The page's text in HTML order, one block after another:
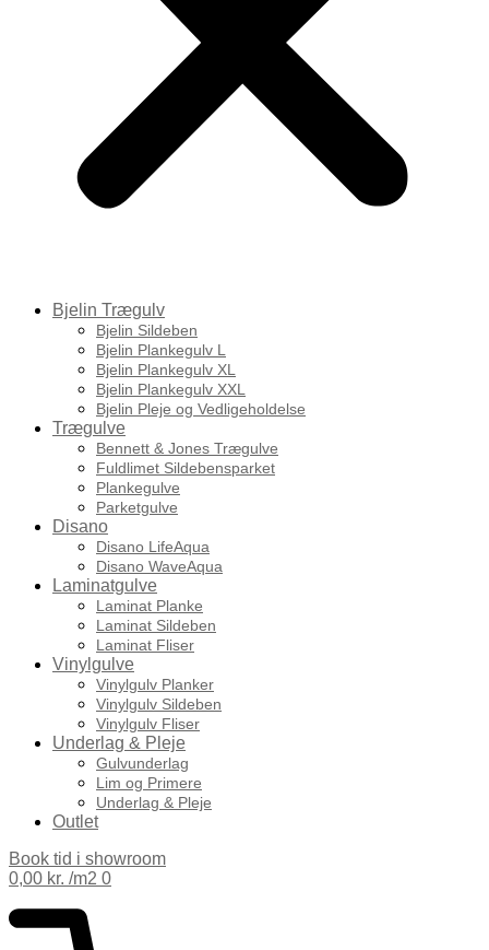
Bjelin Trægulv
Bjelin Sildeben
Bjelin Plankegulv L
Bjelin Plankegulv XL
Bjelin Plankegulv XXL
Bjelin Pleje og Vedligeholdelse
Trægulve
Bennett & Jones Trægulve
Fuldlimet Sildebensparket
Plankegulve
Parketgulve
Disano
Disano LifeAqua
Disano WaveAqua
Laminatgulve
Laminat Planke
Laminat Sildeben
Laminat Fliser
Vinylgulve
Vinylgulv Planker
Vinylgulv Sildeben
Vinylgulv Fliser
Underlag & Pleje
Gulvunderlag
Lim og Primere
Underlag & Pleje
Outlet
Book tid i showroom
0,00 kr. 0